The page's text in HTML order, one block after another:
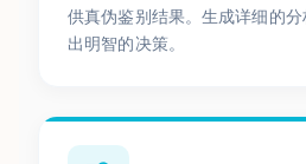
供真伪鉴别结果。生成详细的
出明智的决策。